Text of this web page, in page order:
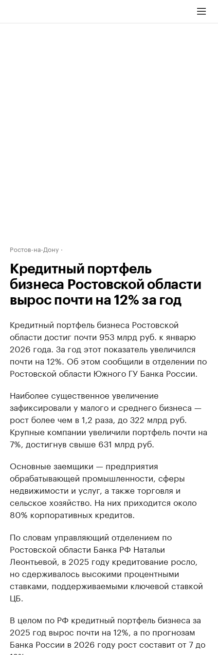
Ростов-на-Дону
Кредитный портфель
бизнеса Ростовской области
вырос почти на 12% за год
Кредитный портфель бизнеса Ростовской
области достиг почти 953 млрд руб. к январю
2026 года. За год этот показатель увеличился
почти на 12%. Об этом сообщили в отделении по
Ростовской области Южного ГУ Банка России.
Наиболее существенное увеличение
зафиксировали у малого и среднего бизнеса —
рост более чем в 1,2 раза, до 322 млрд руб.
Крупные компании увеличили портфель почти на
7%, достигнув свыше 631 млрд руб.
Основные заемщики — предприятия
обрабатывающей промышленности, сферы
недвижимости и услуг, а также торговля и
сельское хозяйство. На них приходится около
80% корпоративных кредитов.
По словам управляющий отделением по
Ростовской области Банка РФ Натальи
Леонтьевой, в 2025 году кредитование росло,
но сдерживалось высокими процентными
ставками, поддерживаемыми ключевой ставкой
ЦБ.
В целом по РФ кредитный портфель бизнеса за
2025 год вырос почти на 12%, а по прогнозам
Банка России в 2026 году рост составит от 7 до